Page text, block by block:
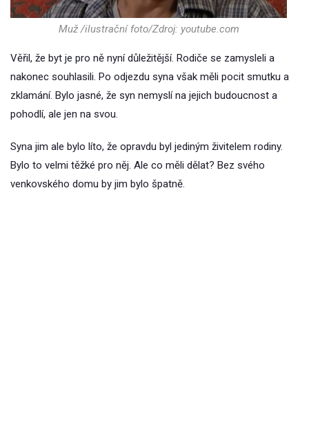
Muž /ilustrační foto/Zdroj: youtube.com
Věřil, že byt je pro ně nyní důležitější. Rodiče se zamysleli a
nakonec souhlasili. Po odjezdu syna však měli pocit smutku a
zklamání. Bylo jasné, že syn nemyslí na jejich budoucnost a
pohodlí, ale jen na svou.
Syna jim ale bylo líto, že opravdu byl jediným živitelem rodiny.
Bylo to velmi těžké pro něj. Ale co měli dělat? Bez svého
venkovského domu by jim bylo špatně.